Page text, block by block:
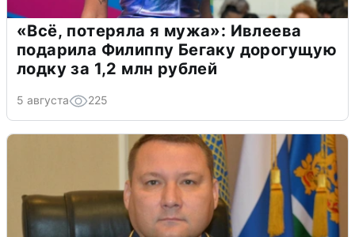
«Всё, потеряла я мужа»: Ивлеева
подарила Филиппу Бегаку дорогущую
лодку за 1,2 млн рублей
5 августа 225